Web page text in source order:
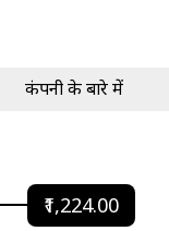
कंपनी के बारे में
₹1,224.00